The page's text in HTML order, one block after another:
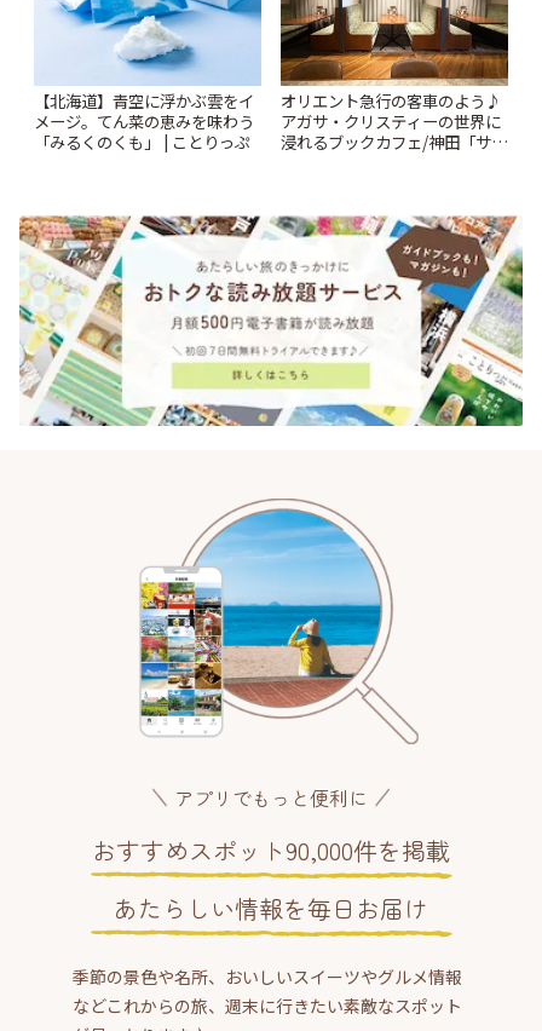
【北海道】青空に浮かぶ雲をイ
メージ。てん菜の恵みを味わう
「みるくのくも」 | ことりっぷ
オリエント急行の客車のよう♪
アガサ・クリスティーの世界に
浸れるブックカフェ/神田「サロ
アプリでもっと便利に
おすすめスポット90,000件を掲載
あたらしい情報を毎日お届け
季節の景色や名所、おいしいスイーツやグルメ情報
などこれからの旅、週末に行きたい素敵なスポット